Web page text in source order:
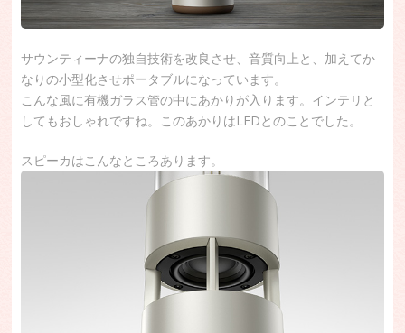
サウンティーナの独自技術を改良させ、音質向上と、加えてか
なりの小型化させポータブルになっています。
こんな風に有機ガラス管の中にあかりが入ります。インテリと
してもおしゃれですね。このあかりはLEDとのことでした。
スピーカはこんなところあります。